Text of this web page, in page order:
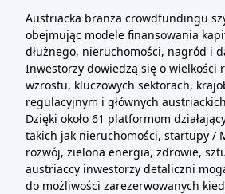
Austriacka branża crowdfundingu
obejmując modele finansowania
dłużnego, nieruchomości, nagród i
Inwestorzy dowiedzą się o wielkości
wzrostu, kluczowych sektorach,
regulacyjnym i głównych
Dzięki około 61 platformom
takich jak nieruchomości, startupy /
rozwój, zielona energia, zdrowie,
austriaccy inwestorzy detaliczni
do możliwości zarezerwowanych